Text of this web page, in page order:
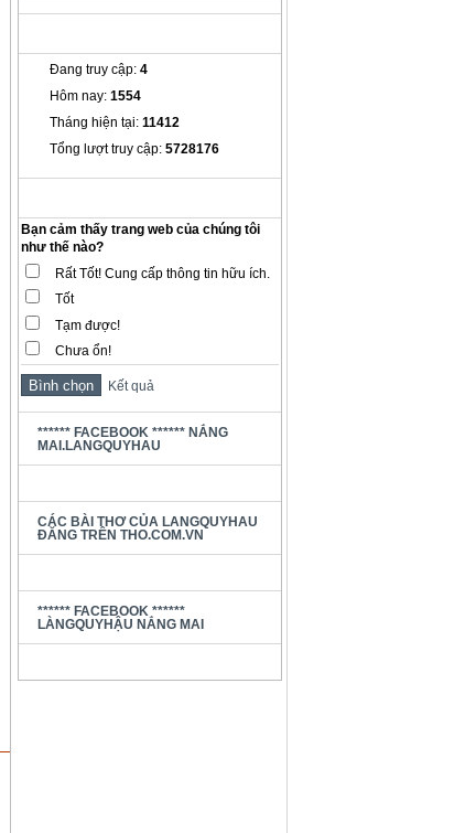
Đang truy cập: 4
Hôm nay: 1554
Tháng hiện tại: 11412
Tổng lượt truy cập: 5728176
Bạn cảm thấy trang web của chúng tôi
như thế nào?
Rất Tốt! Cung cấp thông tin hữu ích.
Tốt
Tạm được!
Chưa ổn!
Kết quả
****** FACEBOOK ****** NẮNG
MAI.LANGQUYHAU
CÁC BÀI THƠ CỦA LANGQUYHAU
ĐĂNG TRÊN THO.COM.VN
****** FACEBOOK ******
LÀNGQUYHẬU NẮNG MAI